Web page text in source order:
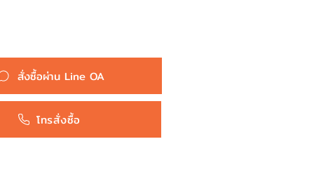
สั่งซื้อผ่าน Line OA
โทรสั่งซื้อ